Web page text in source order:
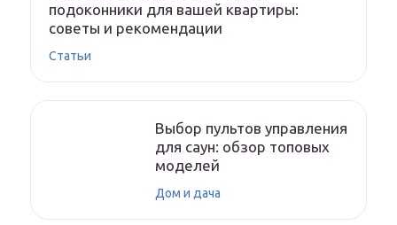
подоконники для вашей квартиры:
советы и рекомендации
Статьи
Выбор пультов управления
для саун: обзор топовых
моделей
Дом и дача